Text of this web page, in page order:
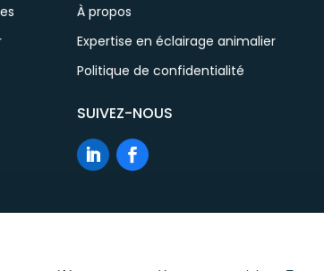
À propos
Expertise en éclairage animalier
Politique de confidentialité
SUIVEZ-NOUS